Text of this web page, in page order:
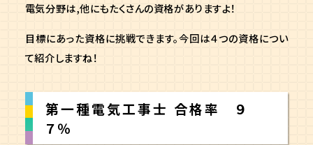
電気分野は,他にもたくさんの資格がありますよ！
目標にあった資格に挑戦できます。今回は４つの資格につい
て紹介しますね！
第一種電気工事士 合格率 ９
７％